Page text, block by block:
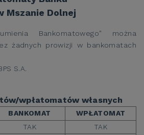
Mszanie Dolnej
Bankomatowego" można
żadnych prowizji w bankomatach
S.A.
wpłatomatów własnych
BANKOMAT
WPŁATOMAT
TAK
TAK